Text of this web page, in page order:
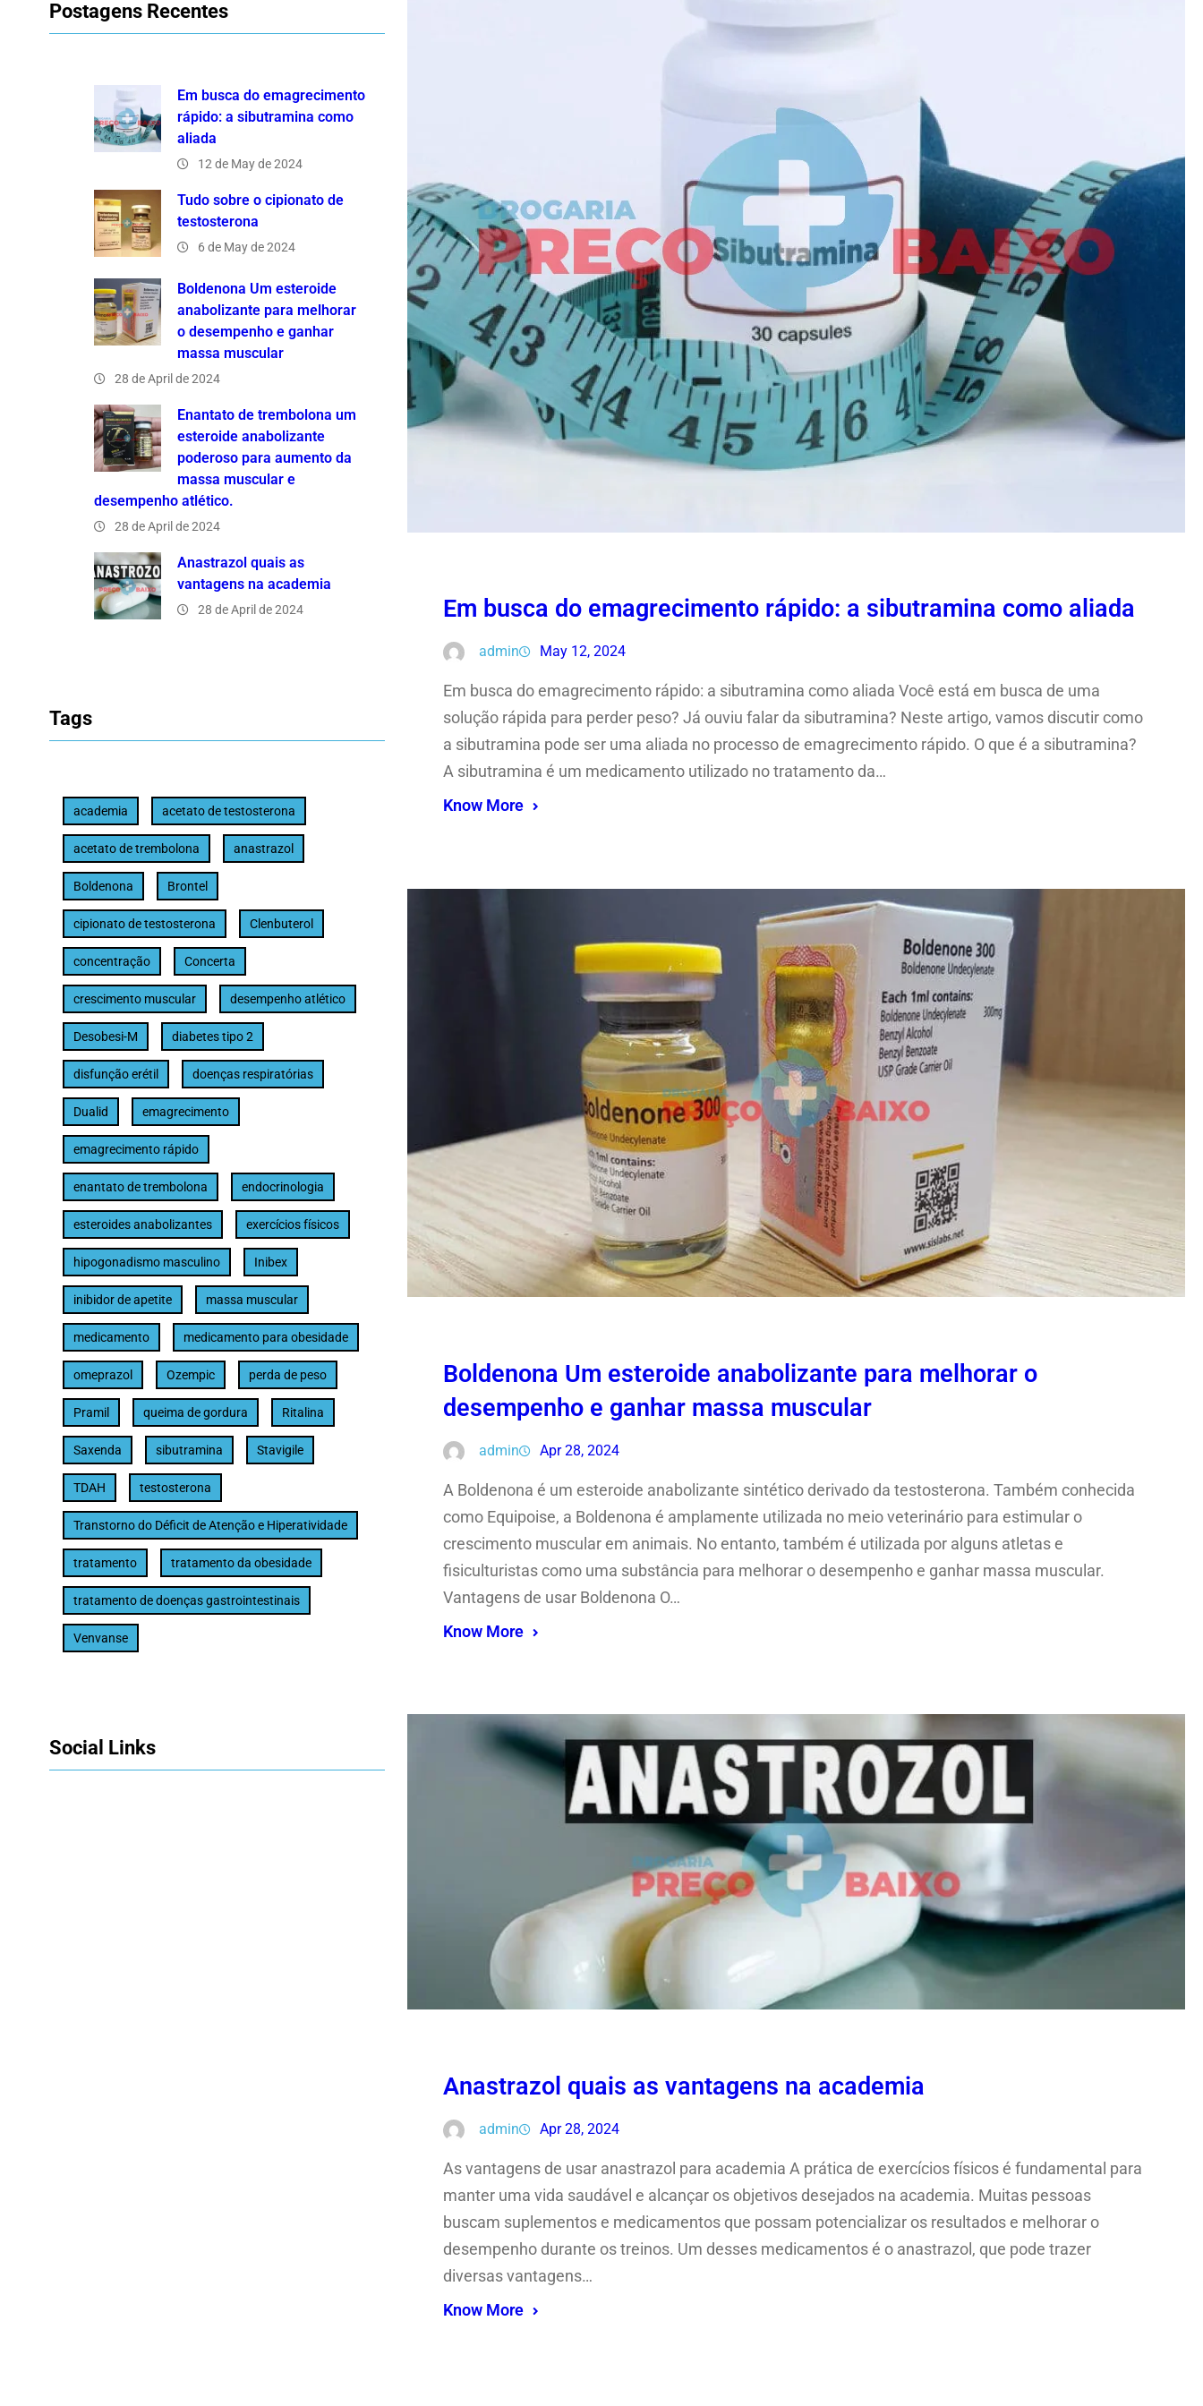
cPostagens Recentes
Em busca do emagrecimento
rápido: a sibutramina como
aliada
12 de May de 2024
Tudo sobre o cipionato de
testosterona
6 de May de 2024
Boldenona Um esteroide
anabolizante para melhorar
o desempenho e ganhar
massa muscular
28 de April de 2024
Enantato de trembolona um
esteroide anabolizante
poderoso para aumento da
massa muscular e
desempenho atlético.
28 de April de 2024
Anastrazol quais as
vantagens na academia
28 de April de 2024
Tags
academia acetato de testosterona
acetato de trembolona anastrazol
Boldenona Brontel
cipionato de testosterona Clenbuterol
concentração Concerta
crescimento muscular desempenho atlético
Desobesi-M diabetes tipo 2
disfunção erétil doenças respiratórias
Dualid emagrecimento
emagrecimento rápido
enantato de trembolona endocrinologia
esteroides anabolizantes exercícios físicos
hipogonadismo masculino Inibex
inibidor de apetite massa muscular
medicamento medicamento para obesidade
omeprazol Ozempic perda de peso
Pramil queima de gordura Ritalina
Saxenda sibutramina Stavigile
TDAH testosterona
Transtorno do Déficit de Atenção e Hiperatividade
tratamento tratamento da obesidade
tratamento de doenças gastrointestinais
Venvanse
Social Links
Em busca do emagrecimento rápido: a sibutramina como aliada
admin May 12, 2024
Em busca do emagrecimento rápido: a sibutramina como aliada Você está em busca de uma
solução rápida para perder peso? Já ouviu falar da sibutramina? Neste artigo, vamos discutir como
a sibutramina pode ser uma aliada no processo de emagrecimento rápido. O que é a sibutramina?
A sibutramina é um medicamento utilizado no tratamento da…
Know More
Boldenona Um esteroide anabolizante para melhorar o
desempenho e ganhar massa muscular
admin Apr 28, 2024
A Boldenona é um esteroide anabolizante sintético derivado da testosterona. Também conhecida
como Equipoise, a Boldenona é amplamente utilizada no meio veterinário para estimular o
crescimento muscular em animais. No entanto, também é utilizada por alguns atletas e
fisiculturistas como uma substância para melhorar o desempenho e ganhar massa muscular.
Vantagens de usar Boldenona O…
Know More
Anastrazol quais as vantagens na academia
admin Apr 28, 2024
As vantagens de usar anastrazol para academia A prática de exercícios físicos é fundamental para
manter uma vida saudável e alcançar os objetivos desejados na academia. Muitas pessoas
buscam suplementos e medicamentos que possam potencializar os resultados e melhorar o
desempenho durante os treinos. Um desses medicamentos é o anastrazol, que pode trazer
diversas vantagens…
Know More